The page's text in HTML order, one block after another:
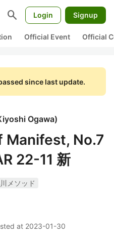
search Login Signup
Official Event Official
since last update.
Ogawa)
No.7
22-11 新
メソッド
at 2023-01-30